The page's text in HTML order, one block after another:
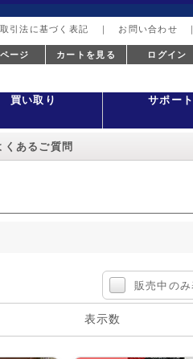
引法に基づく表記 ｜ お問い合わせ
ログイン
カートを見る
ージ
買い取り サポート
くあるご質問
販売中のみ
表示数